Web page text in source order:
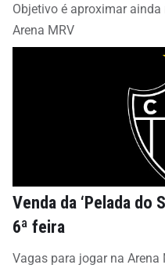
Objetivo é aproximar
Arena MRV
Venda da ‘Pelada do
6ª feira
Vagas para jogar na